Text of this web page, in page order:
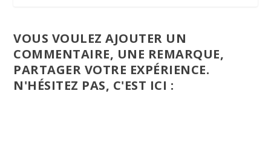
VOUS VOULEZ AJOUTER UN
COMMENTAIRE, UNE REMARQUE,
PARTAGER VOTRE EXPÉRIENCE.
N'HÉSITEZ PAS, C'EST ICI :